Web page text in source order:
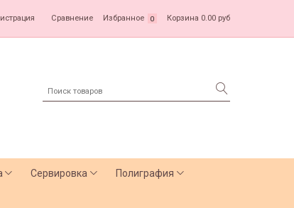
Сравнение Избранное 0 Корзина 0.00 руб
Сервировка Полиграфия